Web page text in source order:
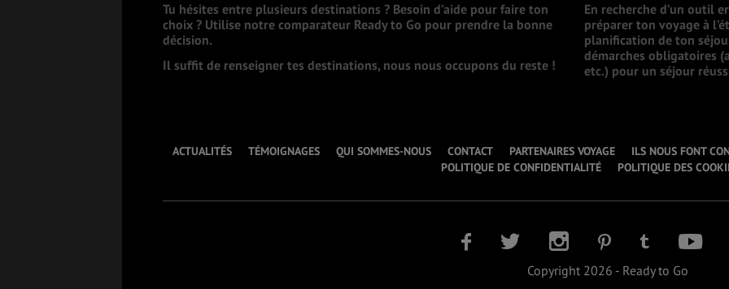
Tu hésites entre plusieurs destinations ? Besoin d’aide pour faire ton
choix ? Utilise notre comparateur Ready to Go pour prendre la bonne
décision.
Il suffit de renseigner tes destinations, nous nous occupons du reste !
En recherche d’un outil
préparer ton voyage à
planification de ton
démarches obligatoires
etc.) pour un séjour
ACTUALITÉS TÉMOIGNAGES QUI SOMMES-NOUS CONTACT PARTENAIRES VOYAGE
ILS NOUS FONT
POLITIQUE DE CONFIDENTIALITÉ
POLITIQUE DES
Copyright 2026 - Ready to Go